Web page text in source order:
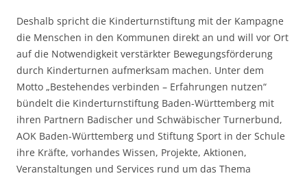
Deshalb spricht die Kinderturnstiftung mit der Kampagne
die Menschen in den Kommunen direkt an und will vor Ort
auf die Notwendigkeit verstärkter Bewegungsförderung
durch Kinderturnen aufmerksam machen. Unter dem
Motto „Bestehendes verbinden – Erfahrungen nutzen“
bündelt die Kinderturnstiftung Baden-Württemberg mit
ihren Partnern Badischer und Schwäbischer Turnerbund,
AOK Baden-Württemberg und Stiftung Sport in der Schule
ihre Kräfte, vorhandes Wissen, Projekte, Aktionen,
Veranstaltungen und Services rund um das Thema